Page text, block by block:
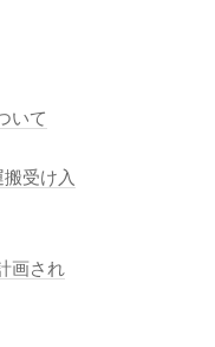
いて
受け入
画され